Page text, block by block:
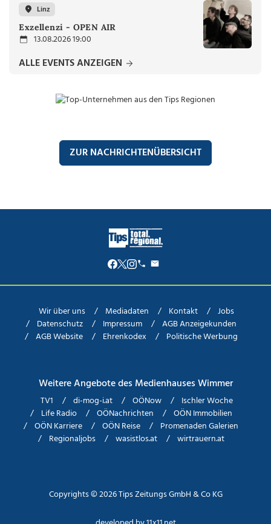
Linz
Exzellenzi - OPEN AIR
13.08.2026 19:00
ALLE EVENTS ANZEIGEN
ZUR NACHRICHTENÜBERSICHT
Wir über uns Mediadaten Kontakt
Jobs
Datenschutz
Impressum
AGB Anzeigekunden
AGB Website
Ehrenkodex Politische Werbung
Weitere Angebote des Medienhauses Wimmer
TV1 di-mog-i.at OÖNow
Ischler Woche
Life Radio
OÖNachrichten
OÖN Immobilien
OÖN Karriere
OÖN Reise
Promenaden Galerien
Regionaljobs
wasistlos.at wirtrauern.at
Copyrights © 2026 Tips Zeitungs GmbH & Co KG